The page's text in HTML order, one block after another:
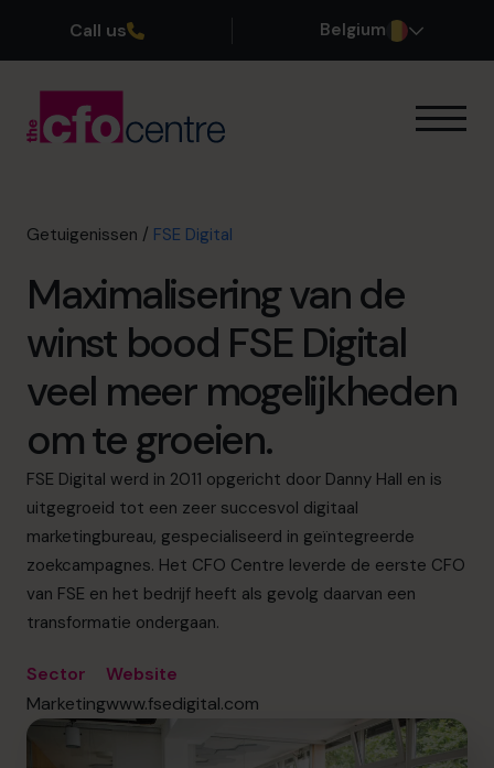
Call us Belgium
Onze CFO’s
Over ons
Word lid van ons team
Plan een kennismakingsgesprek
03 808 8767
info.be@cfocentre.com
Getuigenissen / FSE Digital
Maximalisering van de
winst bood FSE Digital
veel meer mogelijkheden
om te groeien.
FSE Digital werd in 2011 opgericht door Danny Hall en is
uitgegroeid tot een zeer succesvol digitaal
marketingbureau, gespecialiseerd in geïntegreerde
zoekcampagnes. Het CFO Centre leverde de eerste CFO
van FSE en het bedrijf heeft als gevolg daarvan een
transformatie ondergaan.
Sector
Marketing
Website
www.fsedigital.com